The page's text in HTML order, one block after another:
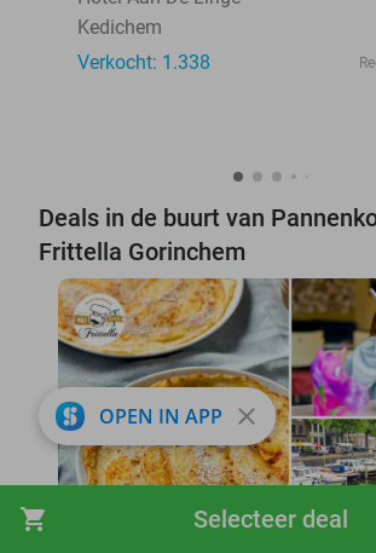
shopping_cart Selecteer deal
Kedichem
Verkocht: 1.338
Deals in de buurt van
Frittella Gorinchem
OPEN IN APP close